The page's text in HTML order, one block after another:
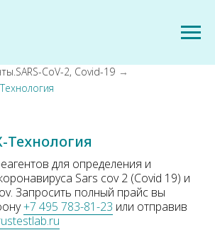
CoV-2, Covid-19 →
для определения и
Sars cov 2 (Covid 19) и
Запросить полный прайс вы
+7 495 783-81-23 или отправив